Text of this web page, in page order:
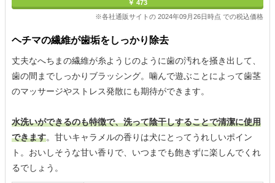
￥ 473
※各社通販サイトの 2024年09月26日時点 での税込価格
ヘチマの繊維が歯垢をしっかり除去
丈夫なへちまの繊維が糸ようじのように歯の汚れを掻き出して、
歯の間までしっかりブラッシング。噛んで遊ぶことによって歯茎
のマッサージやストレス発散にも期待ができます。
水洗いができるのも特徴で、洗って陰干しすることで清潔に使用
できます。甘いキャラメルの香りは犬にとってうれしいポイン
ト。おいしそうな甘い香りで、いつまでも飽きずに楽しんでくれ
るでしょう。